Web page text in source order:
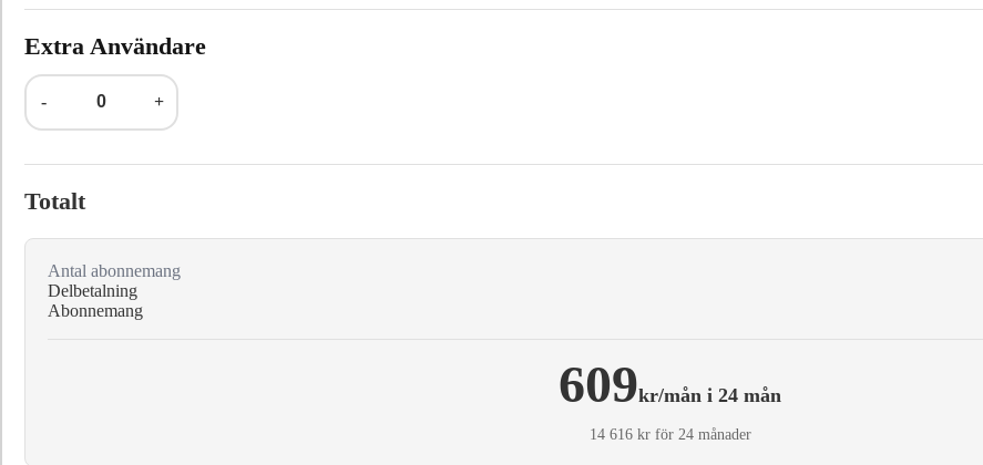
Extra Användare
- +
Totalt
Antal abonnemang
Delbetalning
Abonnemang
609kr/mån i 24 mån
14 616 kr för 24 månader